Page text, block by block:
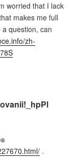
worried that I lack
makes me full
question, can
zh-
.